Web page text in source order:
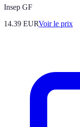
Insep GF
14.39 EURVoir le prix